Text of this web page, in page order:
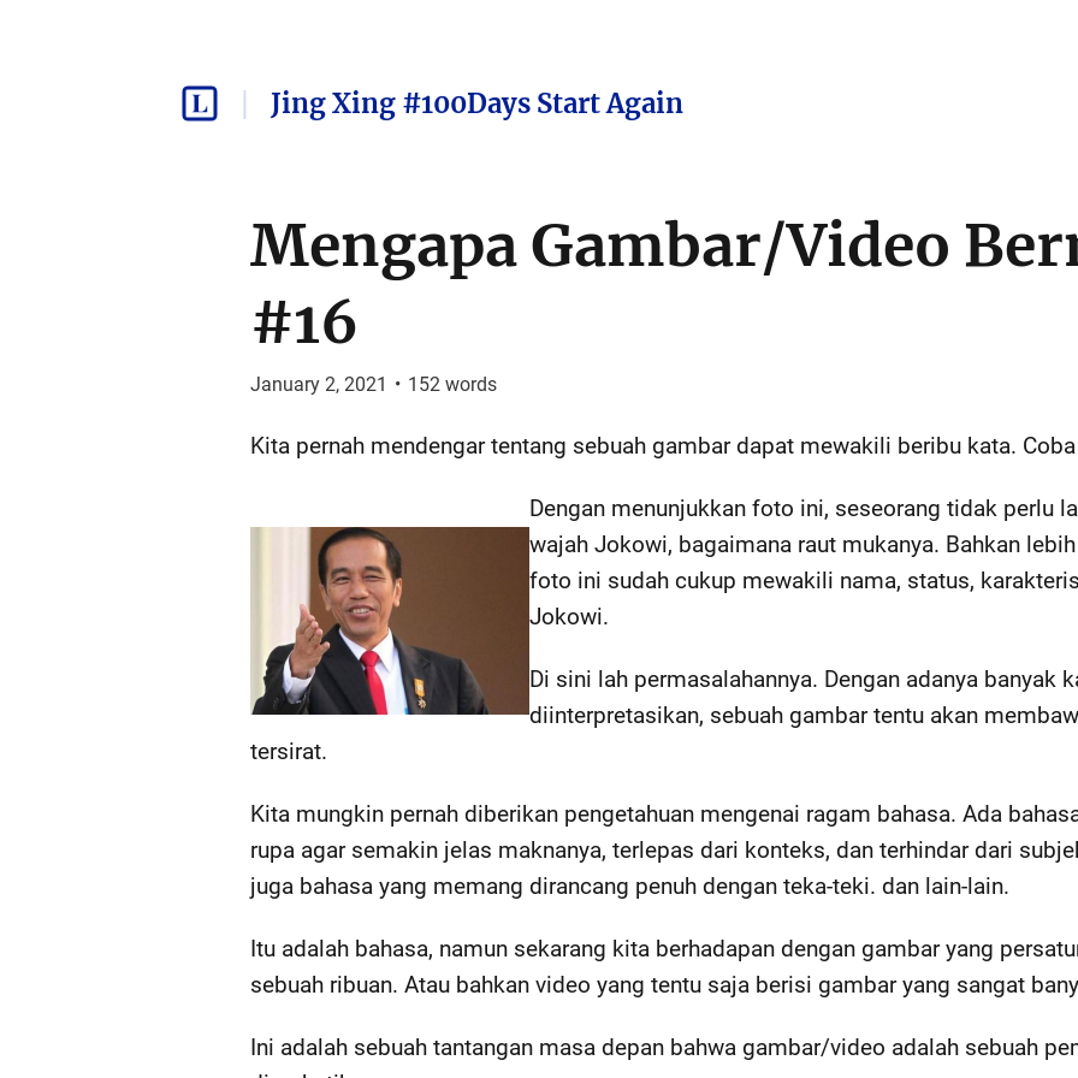
Jing Xing #100Days Start Again
Mengapa Gambar/Video
#16
January 2, 2021 • 152words
Kita pernah mendengar tentang sebuah gambar dapat mewakili beribu kata.
Dengan menunjukkan foto ini, seseorang tidak perlu
wajah Jokowi, bagaimana raut mukanya. Bahkan
foto ini sudah cukup mewakili nama, status,
Jokowi.
Di sini lah permasalahannya. Dengan adanya banyak
diinterpretasikan, sebuah gambar tentu akan
tersirat.
Kita mungkin pernah diberikan pengetahuan mengenai ragam bahasa. Ada
rupa agar semakin jelas maknanya, terlepas dari konteks, dan terhindar dari
juga bahasa yang memang dirancang penuh dengan teka-teki. dan lain-lain.
Itu adalah bahasa, namun sekarang kita berhadapan dengan gambar yang
sebuah ribuan. Atau bahkan video yang tentu saja berisi gambar yang sangat
Ini adalah sebuah tantangan masa depan bahwa gambar/video adalah sebuah